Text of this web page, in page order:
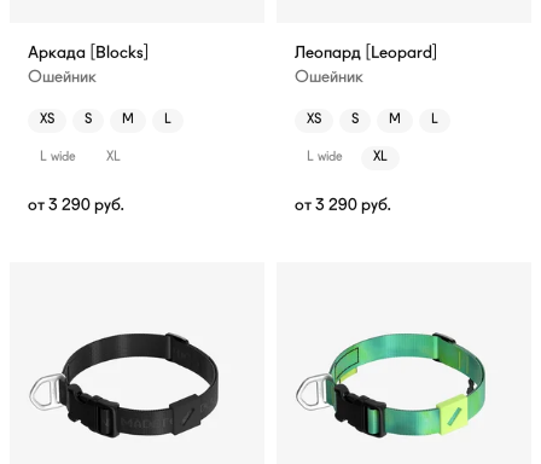
Аркада [Blocks]
Ошейник
XS S M L
L wide XL
от 3 290 руб.
Леопард [Leopard]
Ошейник
XS S M L
L wide XL
от 3 290 руб.